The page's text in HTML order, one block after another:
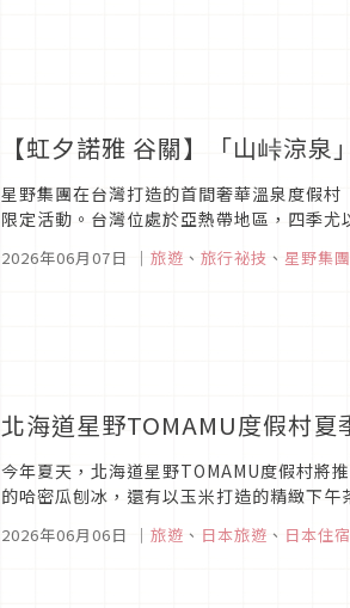
【虹夕諾雅 谷關】「山峠涼
星野集團在台灣打造的首間奢華溫泉度假
限定活動。台灣位處於亞熱帶地區，四季
2026年06月07日 ｜ 旅遊 、 旅行祕技 、 星野集團
北海道星野TOMAMU度假村
今年夏天，北海道星野TOMAMU度假村將
的哈密瓜刨冰，還有以玉米打造的精緻下
2026年06月06日 ｜ 旅遊 、 日本旅遊 、 日本住宿